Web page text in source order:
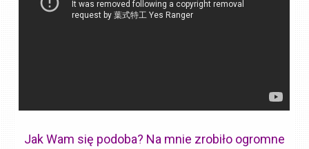
Jak Wam się podoba? Na mnie zrobiło ogromne